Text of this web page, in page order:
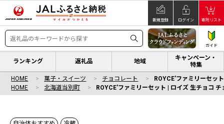
新規登録 ログイン 寄附リスト
ガイド
ランキング 返礼品 地域
キャンペーン・
特集
HOME 菓子・スイーツ チョコレート
ROYCE'ファミリーセッ
HOME
北海道当別町 ROYCE'ファミリーセット | ロイズ 生チョコ